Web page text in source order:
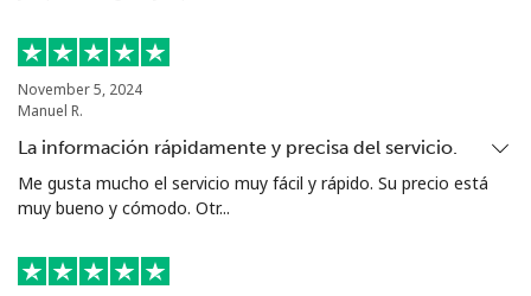
Turkmenistan
Línea fija ⁦40.9c⁩ 24 min por ⁦$10⁩
Celular ⁦50.9c⁩
Turks And Caicos Islands
November 5, 2024
Manuel R.
La información rápidamente y precisa del servicio.
Me gusta mucho el servicio muy fácil y rápido. Su precio está
muy bueno y cómodo. Otr...